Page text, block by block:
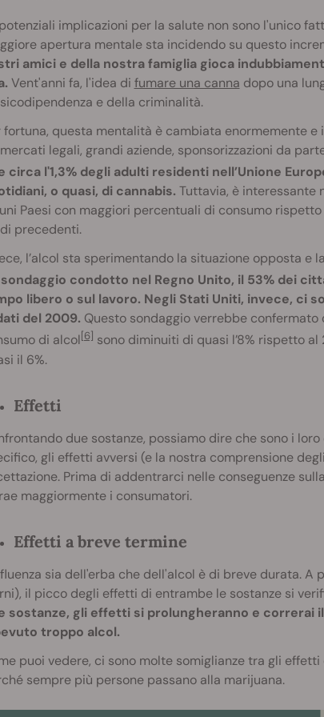
implicazioni per la salute non sono l'unico
apertura mentale sta incidendo su questo
amici e della nostra famiglia gioca
Vent'anni fa, l'idea di fumare una canna dopo una
e della criminalità.
fortuna, questa mentalità è cambiata enormemente
legali, grandi aziende, sponsorizzazioni da
circa l'1,3% degli adulti residenti nell’Unione
o quasi, di cannabis. Tuttavia, è interessante
Paesi con maggiori percentuali di consumo
precedenti.
l’alcol sta sperimentando la situazione opposta e
condotto nel Regno Unito, il 53% dei
libero o sul lavoro. Negli Stati Uniti, invece, ci
del 2009. Questo sondaggio verrebbe
di alcol[6] sono diminuiti di quasi l’8% rispetto
il 6%.
Effetti
due sostanze, possiamo dire che sono i
gli effetti avversi (e la nostra comprensione
Prima di addentrarci nelle conseguenze
maggiormente i consumatori.
Effetti a breve termine
sia dell'erba che dell'alcol è di breve durata.
il picco degli effetti di entrambe le sostanze si
sostanze, gli effetti si prolungheranno e
troppo alcol.
puoi vedere, ci sono molte somiglianze tra gli
sempre più persone passano alla marijuana.